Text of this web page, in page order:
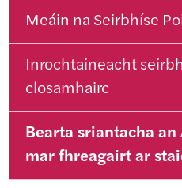
Meáin na Seirbhíse
Inrochtaineacht
closamhairc
Bearta sriantacha
mar fhreagairt ar